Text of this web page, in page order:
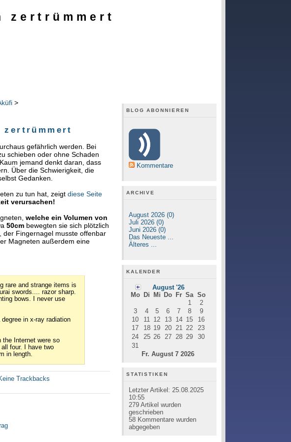
zertrümmert
>
zertrümmert
gefährlich werden. Bei
schieben oder ohne Schaden
jemand denkt daran, dass
Über die Schwierigkeit, die
Gedanken.
zu tun hat, zeigtdiese Seite
verursachen!
welche ein Volumen von
50cm bewegten sie sich plötzlich
, der Fingernagel musste offenbar
Magneten außerdem eine
rare and strange items is
swords.... razor sharp.
bows. I never use
in x-ray radiation
the Internet were so
four. I have two
in length.
Trackbacks
BLOG ABONNIEREN
Kommentare
ARCHIVE
August 2026 (0)
Juli 2026 (0)
Juni 2026 (0)
Das Neueste ...
Älteres ...
KALENDER
August '26
Mo
Di Mi Do Fr Sa So
Fr. August 7 2026
1
2
3
4 5 6 7 8
9
10
11 12 13 14 15
16
17
18 19 20 21 22
23
24
25 26 27 28 29
30
31
STATISTIKEN
Letzter Artikel: 25.08.2025
10:55
279Artikel wurden
geschrieben
58Kommentare wurden
abgegeben